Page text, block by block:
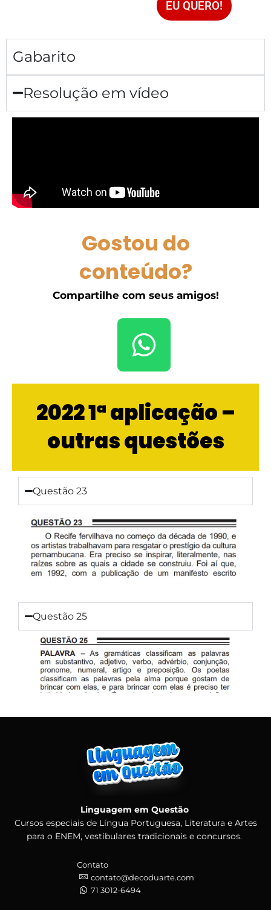
EU QUERO!
Gabarito
Resolução em vídeo
Gostou do
conteúdo?
Compartilhe com seus amigos!
2022 1ª aplicação –
outras questões
Questão 23
Questão 25
Linguagem em Questão
Cursos especiais de Língua Portuguesa, Literatura e Artes
para o ENEM, vestibulares tradicionais e concursos.
Contato
contato@decoduarte.com
71 3012-6494